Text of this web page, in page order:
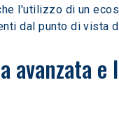
l'utilizzo di un
dal punto di vista
avanzata